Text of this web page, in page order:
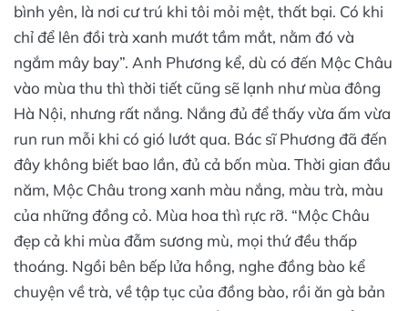
bình yên, là nơi cư trú khi tôi mỏi mệt, thất bại. Có khi
chỉ để lên đồi trà xanh mướt tầm mắt, nằm đó và
ngắm mây bay”. Anh Phương kể, dù có đến Mộc Châu
vào mùa thu thì thời tiết cũng sẽ lạnh như mùa đông
Hà Nội, nhưng rất nắng. Nắng đủ để thấy vừa ấm vừa
run run mỗi khi có gió lướt qua. Bác sĩ Phương đã đến
đây không biết bao lần, đủ cả bốn mùa. Thời gian đầu
năm, Mộc Châu trong xanh màu nắng, màu trà, màu
của những đồng cỏ. Mùa hoa thì rực rỡ. “Mộc Châu
đẹp cả khi mùa đẫm sương mù, mọi thứ đều thấp
thoáng. Ngồi bên bếp lửa hồng, nghe đồng bào kể
chuyện về trà, về tập tục của đồng bào, rồi ăn gà bản